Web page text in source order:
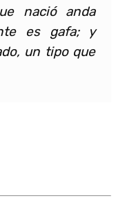
nació anda
es gafa; y
un tipo que